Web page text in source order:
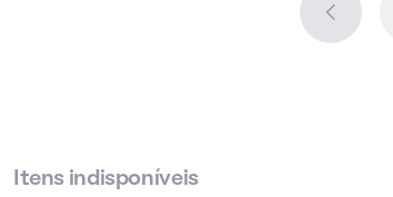
Itens indisponíveis